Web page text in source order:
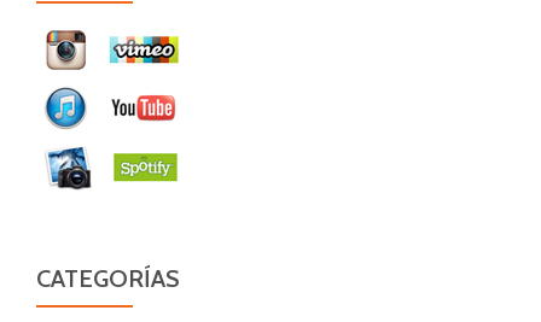
CATEGORÍAS